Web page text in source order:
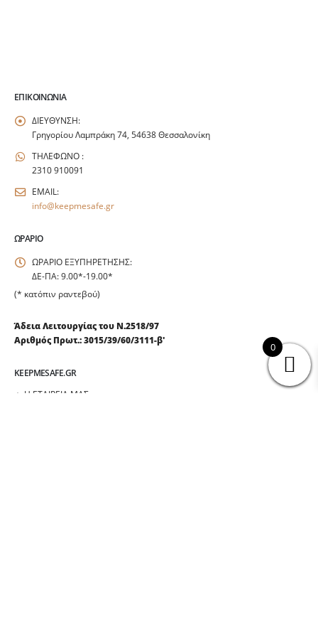
ΕΠΙΚΟΙΝΩΝΊΑ
ΔΙΕΥΘΥΝΣΗ:
Γρηγορίου Λαμπράκη 74, 54638 Θεσσαλονίκη
ΤΗΛΕΦΩΝΟ :
2310 910091
EMAIL:
info@keepmesafe.gr
ΩΡΆΡΙΟ
ΩΡΑΡΙΟ ΕΞΥΠΗΡΕΤΗΣΗΣ:
ΔΕ-ΠΑ: 9.00*-19.00*
(* κατόπιν ραντεβού)
Άδεια Λειτουργίας του Ν.2518/97
Αριθμός Πρωτ.: 3015/39/60/3111-β'
KEEPMESAFE.GR
Η ΕΤΑΙΡΕΙΑ ΜΑΣ
0